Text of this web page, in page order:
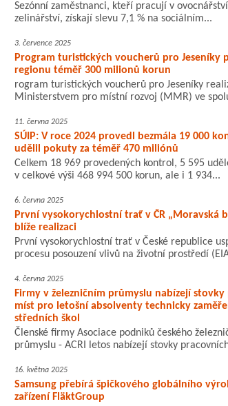
Sezónní zaměstnanci, kteří pracují v
zelinářství, získají slevu 7,1 % na sociálním...
3. července 2025
Program turistických voucherů pro Jeseníky
regionu téměř 300 milionů korun
rogram turistických voucherů pro Jeseníky
Ministerstvem pro místní rozvoj (MMR) ve
11. června 2025
SÚIP: V roce 2024 provedl bezmála 19 000
udělil pokuty za téměř 470 miliónů
Celkem 18 969 provedených kontrol, 5 595
v celkové výši 468 994 500 korun, ale i 1 934...
6. června 2025
První vysokorychlostní trať v ČR „Moravská
blíže realizaci
První vysokorychlostní trať v České republice
procesu posouzení vlivů na životní prostředí
4. června 2025
Firmy v železničním průmyslu nabízejí stovky
míst pro letošní absolventy technicky
středních škol
Členské firmy Asociace podniků českého
průmyslu - ACRI letos nabízejí stovky
16. května 2025
Samsung přebírá špičkového globálního
zařízení FläktGroup